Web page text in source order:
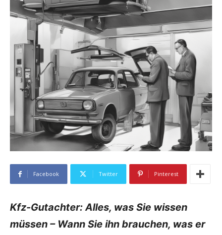
Facebook Twitter Pinterest
Kfz-Gutachter: Alles, was Sie wissen
müssen – Wann Sie ihn brauchen, was er